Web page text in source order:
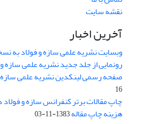
نقشه سایت
آخرین اخبار
وبسایت نشریه علمی سازه و فولاد به
رونمایی از جلد جدید نشریه علمی سازه
صفحه رسمی لینکدین نشریه علمی سازه
16
چاپ مقالات برتر کنفرانس سازه و
هزینه چاپ مقاله1383-11-03